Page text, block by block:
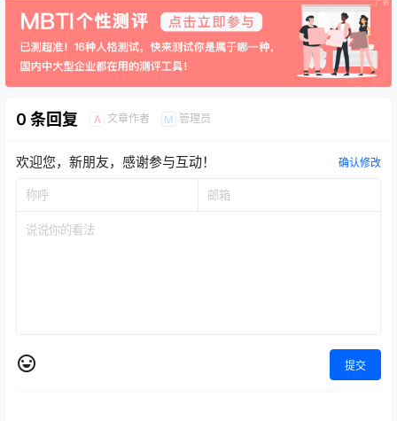
0 条回复 A 文章作者 M 管理员
欢迎您，新朋友，感谢参与互动！ 确认修改
提交